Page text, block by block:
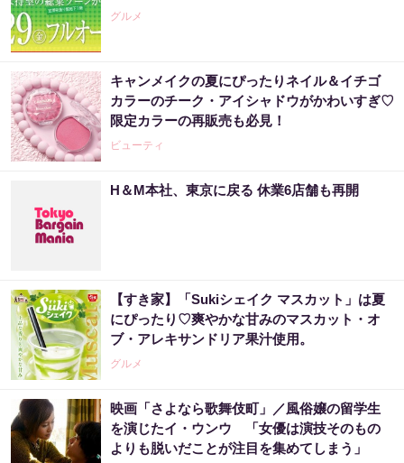
グルメ
キャンメイクの夏にぴったりネイル＆イチゴ
カラーのチーク・アイシャドウがかわいすぎ♡
限定カラーの再販売も必見！
ビューティ
H＆M本社、東京に戻る 休業6店舗も再開
【すき家】「Sukiシェイク マスカット」は夏
にぴったり♡爽やかな甘みのマスカット・オ
ブ・アレキサンドリア果汁使用。
グルメ
映画「さよなら歌舞伎町」／風俗嬢の留学生
を演じたイ・ウンウ 「女優は演技そのもの
よりも脱いだことが注目を集めてしまう」